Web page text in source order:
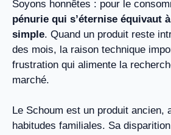
Soyons honnêtes : pour le
pénurie qui s’éternise équivaut
simple. Quand un produit reste
des mois, la raison technique
frustration qui alimente la
marché.
Le Schoum est un produit ancien,
habitudes familiales. Sa